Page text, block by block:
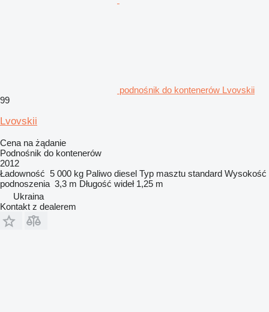
podnośnik do kontenerów Lvovskii
99
Lvovskii
Cena na żądanie
Podnośnik do kontenerów
2012
Ładowność 5 000 kg Paliwo diesel Typ masztu standard Wysokość
podnoszenia 3,3 m Długość wideł 1,25 m
Ukraina
Kontakt z dealerem